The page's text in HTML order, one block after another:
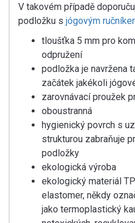
V takovém případě
podložku s jógovým
tloušťka 5 mm pro
odpružení
podložka je navržena
začátek jakékoli
zarovnávací proužek
oboustranná
hygienický povrch s
strukturou zabraňuje
podložky
ekologická výroba
ekologický materiál
elastomer, někdy
jako termoplastický